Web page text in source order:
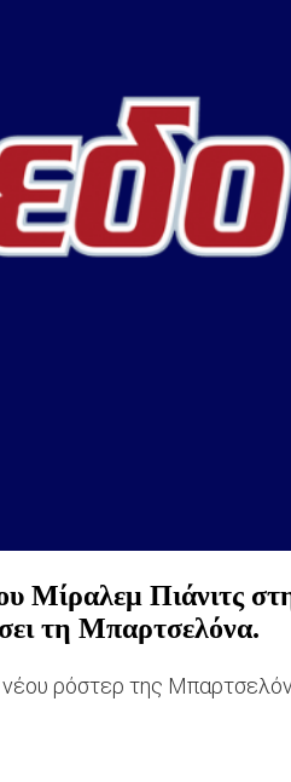
Μίραλεμ Πιάνιτς
τη Μπαρτσελόνα.
ρόστερ της